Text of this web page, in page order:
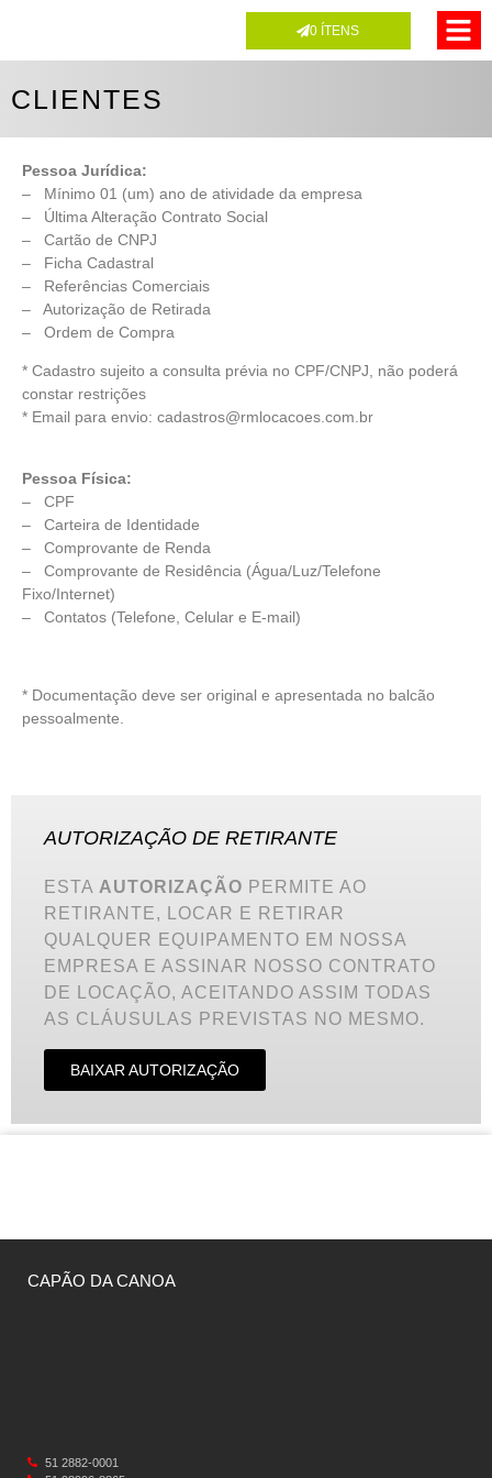
0 ÍTENS
CLIENTES
Pessoa Jurídica:
– Mínimo 01 (um) ano de atividade da empresa
– Última Alteração Contrato Social
– Cartão de CNPJ
– Ficha Cadastral
– Referências Comerciais
– Autorização de Retirada
– Ordem de Compra
* Cadastro sujeito a consulta prévia no CPF/CNPJ, não poderá
constar restrições
* Email para envio: cadastros@rmlocacoes.com.br
Pessoa Física:
– CPF
– Carteira de Identidade
– Comprovante de Renda
– Comprovante de Residência (Água/Luz/Telefone
Fixo/Internet)
– Contatos (Telefone, Celular e E-mail)
* Documentação deve ser original e apresentada no balcão
pessoalmente.
AUTORIZAÇÃO DE RETIRANTE
ESTA AUTORIZAÇÃO PERMITE AO
RETIRANTE, LOCAR E RETIRAR
QUALQUER EQUIPAMENTO EM NOSSA
EMPRESA E ASSINAR NOSSO CONTRATO
DE LOCAÇÃO, ACEITANDO ASSIM TODAS
AS CLÁUSULAS PREVISTAS NO MESMO.
BAIXAR AUTORIZAÇÃO
CAPÃO DA CANOA
51 2882-0001